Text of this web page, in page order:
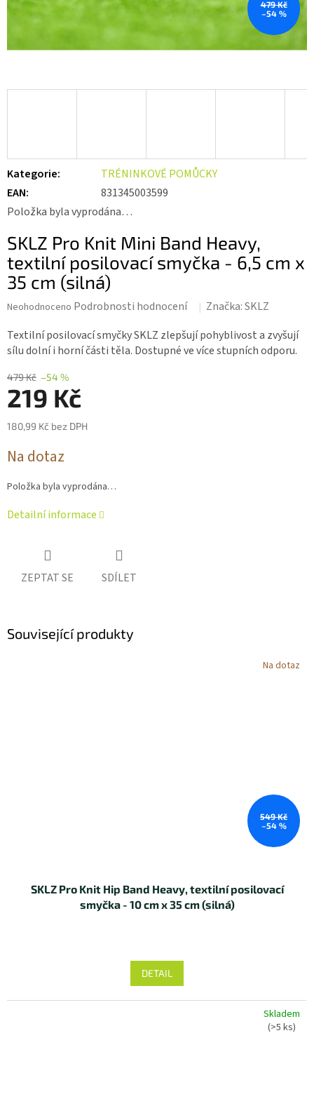
479 Kč
–54 %
Kategorie:
TRÉNINKOVÉ POMŮCKY
EAN:
831345003599
Položka byla vyprodána…
SKLZ Pro Knit Mini Band Heavy,
textilní posilovací smyčka - 6,5 cm x
35 cm (silná)
Průměrné
produktu
je
0,0
z 5
hvězdiček.
Neohodnoceno Podrobnosti hodnocení Značka:SKLZ
Textilní posilovací smyčky SKLZ zlepšují pohyblivost a zvyšují
sílu dolní i horní části těla. Dostupné ve více stupních odporu.
479 Kč –54 %
219 Kč
180,99 Kč bez DPH
cena:
Na dotaz
Položka byla vyprodána…
Detailní informace
ZEPTAT SE SDÍLET
Související produkty
549 Kč
–54 %
Na dotaz
SKLZ Pro Knit Hip Band Heavy, textilní posilovací
smyčka - 10 cm x 35 cm (silná)
DETAIL
Skladem
(>5 ks)